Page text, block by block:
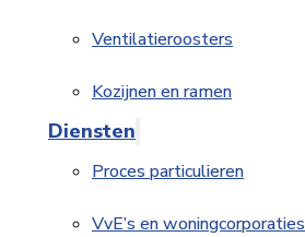
Ventilatieroosters
Kozijnen en ramen
Diensten
Proces particulieren
VvE’s en woningcorporaties